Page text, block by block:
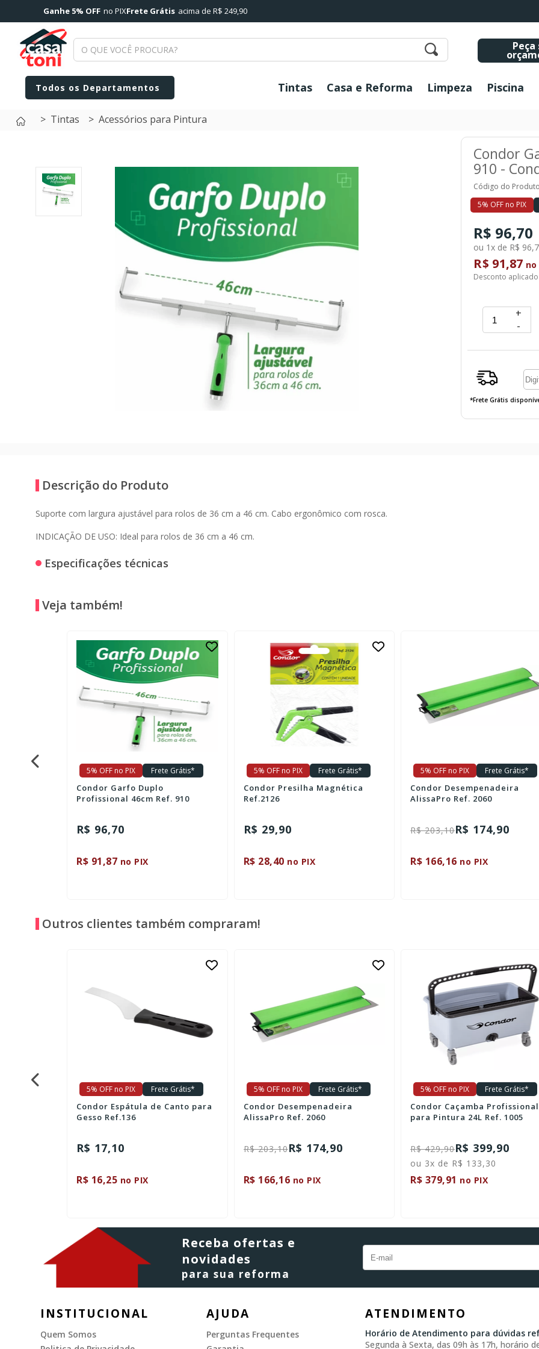
Ganhe 5% OFF no PIXFrete Grátis acima de R$ 249,90
Peça
Tintas Casa e Reforma Limpeza Piscina
Tintas Acessórios para Pintura
Condor
910 -
Código do
5% OFF no PIX
R$ 96,70
ou 1x de R$
R$ 91,87 no
Desconto
+
-
*Frete Grátis
Descrição do Produto
Suporte com largura ajustável para rolos de 36 cm a 46 cm. Cabo ergonômico com rosca.
INDICAÇÃO DE USO: Ideal para rolos de 36 cm a 46 cm.
Especificações técnicas
Veja também!
5% OFF no PIX Frete Grátis*
Condor Presilha Magnética
Ref.2126
R$ 29,90
R$ 28,40no PIX
5% OFF no PIX Frete Grátis*
Condor Desempenadeira
AlissaPro Ref. 2060
R$ 203,10R$ 174,90
R$ 166,16no PIX
5% OFF no PIX Frete Grátis*
ATLAS KIT PINTURA BASICO
1001 03 PECAS
R$ 36,80
R$ 34,96no PIX
Outros clientes também compraram!
5% OFF no PIX Frete Grátis*
Condor Desempenadeira
AlissaPro Ref. 2060
R$ 203,10R$ 174,90
R$ 166,16no PIX
5% OFF no PIX Frete Grátis*
Condor Caçamba Profissional
para Pintura 24L Ref. 1005
R$ 429,90R$ 399,90
R$ 379,91no PIX
5% OFF no PIX Frete Grátis*
Condor Cabo Extensor
5m Ref. 803/5
R$ 310,70
ou 3x de R$ 103,56
R$ 295,16 no PIX
Receba ofertas e
novidades
para sua reforma
INSTITUCIONAL
Quem Somos
AJUDA
Perguntas Frequentes
ATENDIMENTO
Horário de Atendimento para dúvidas
Segunda à Sexta, das 09h às 17h, horário